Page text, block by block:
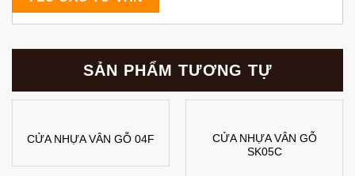
SẢN PHẨM TƯƠNG TỰ
CỬA NHỰA VÂN GỖ 04F
CỬA NHỰA VÂN GỖ
SK05C